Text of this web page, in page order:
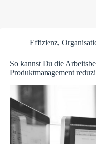
Effizienz,
So kannst Du die
Produktmanagement